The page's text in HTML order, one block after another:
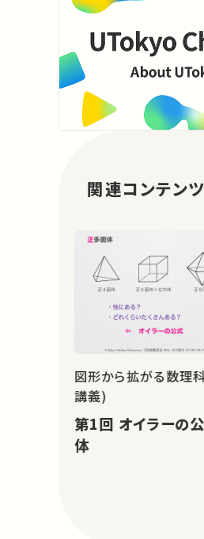
関連コンテンツ
図形から拡がる数理
講義)
第1回 オイラーの公式と正多面
体